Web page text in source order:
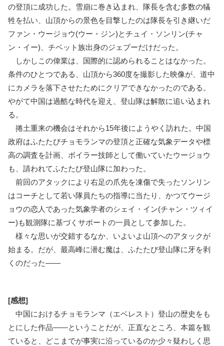
の登頂に成功した。雪崩に巻き込まれ、隊長を含む多数の犠
牲を払い、山頂からの景色を目撃したのは隊長を引き継いだ
ファン・ウージョウ(ウー・ジン)とチュイ・ソンリン(チャ
ン・イー)、チベット族出身のジェブーだけだった。
しかしこの偉業は、国際的に認められることはなかった。
条件のひとつである、山頂から360度を撮影した映像が、道中
にカメラを落下させたためにクリアできなかったのである。
やがて中国は過酷な時代を迎え、登山隊は解散に追い込まれ
る。
捲土重来の機会はそれから15年後にようやく訪れた。中国
政府はふたたびチョモランマの登頂と正確な気象データや標
高の調査を計画、ボイラー技師として働いていたウージョウ
も、請われてふたたび登山隊に加わった。
前回のアタックにより右足の爪先を凍傷で失ったソンリン
はコーチとして若い隊員たちの指導に当たり、かつてウージ
ョウの恋人であった気象学者のシェイ・イン(チャン・ツィイ
ー)も観測隊に基づくサポートの一員として参加した。
様々な思いが交錯するなか、いよいよ山頂へのアタックが
始まる。だが、最高峰に潜む魔は、ふたたび登山隊に牙を剥
くのだった――
[感想]
中国におけるチョモランマ（エベレスト）登山の歴史をも
とにした作品――ということだが、正直なところ、本篇を観
ていると、どこまでが事実に沿っているのか少々疑わしく思